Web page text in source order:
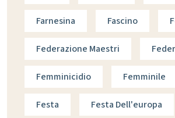
Farnesina Fascino
Federazione Maestri
Femminicidio Femminile
Festa Festa Dell'europa